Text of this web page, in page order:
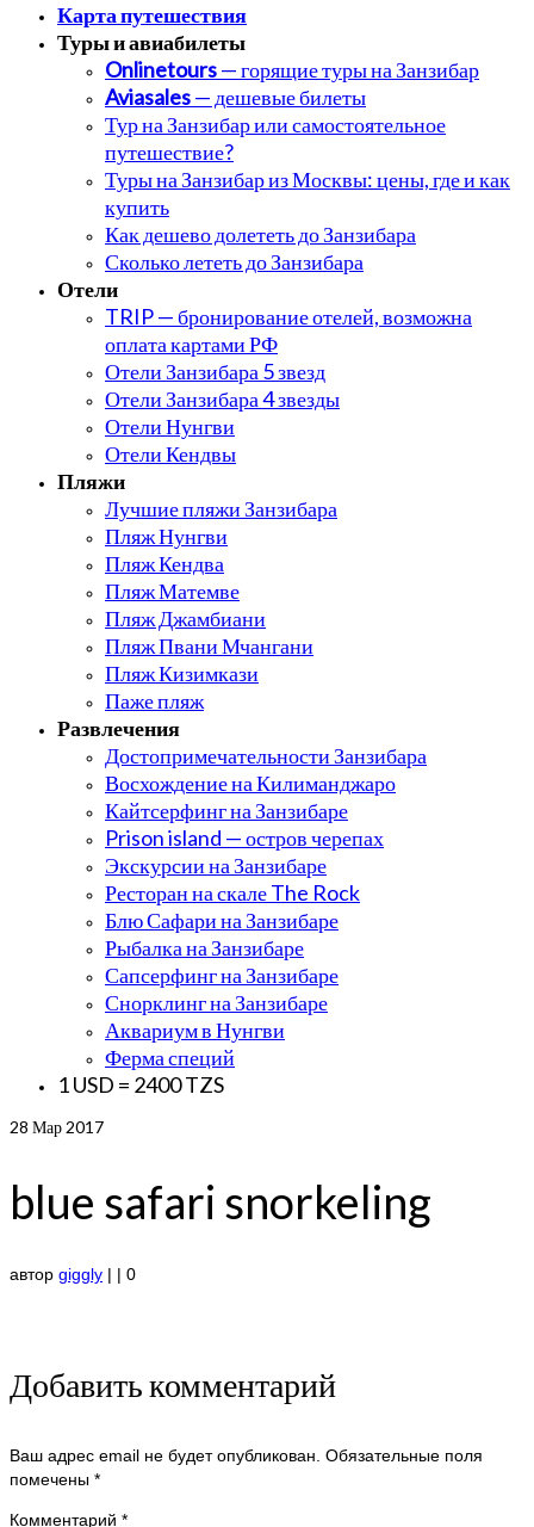
Карта путешествия
Туры и авиабилеты
Onlinetours— горящие туры на Занзибар
Aviasales— дешевые билеты
Тур на Занзибар или самостоятельное
путешествие?
Туры на Занзибар из Москвы: цены, где и как
купить
Как дешево долететь до Занзибара
Сколько лететь до Занзибара
Отели
TRIP — бронирование отелей, возможна
оплата картами РФ
Отели Занзибара 5 звезд
Отели Занзибара 4 звезды
Отели Нунгви
Отели Кендвы
Пляжи
Лучшие пляжи Занзибара
Пляж Нунгви
Пляж Кендва
Пляж Матемве
Пляж Джамбиани
Пляж Пвани Мчангани
Пляж Кизимкази
Паже пляж
Развлечения
Достопримечательности Занзибара
Восхождение на Килиманджаро
Кайтсерфинг на Занзибаре
Prison island — остров черепах
Экскурсии на Занзибаре
Ресторан на скале The Rock
Блю Сафари на Занзибаре
Рыбалка на Занзибаре
Сапсерфинг на Занзибаре
Снорклинг на Занзибаре
Аквариум в Нунгви
Ферма специй
1 USD = 2400 TZS
28 Мар 2017
blue safari snorkeling
автор giggly | | 0
Добавить комментарий
Ваш адрес email не будет опубликован. Обязательные поля
помечены *
Комментарий *